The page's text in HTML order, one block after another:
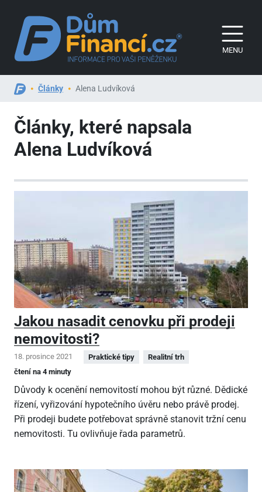
MENU
Články Alena Ludvíková
Články, které napsala
Alena Ludvíková
Jakou nasadit cenovku při prodeji
nemovitosti?
18. prosince 2021 Praktické tipy
Realitní trh
čtení na 4 minuty
Důvody k ocenění nemovitostí mohou být různé. Dědické
řízení, vyřizování hypotečního úvěru nebo právě prodej.
Při prodeji budete potřebovat správně stanovit tržní cenu
nemovitosti. Tu ovlivňuje řada parametrů.